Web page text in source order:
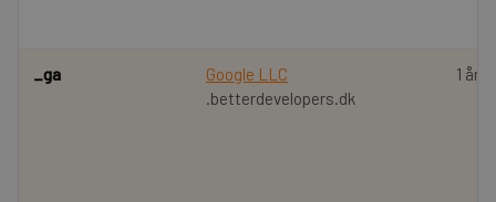
_ga
Google LLC
.betterdevelopers.dk
1 år